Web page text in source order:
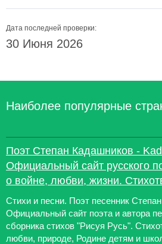
Дата последней проверки:
30 Июня 2026
Наиболее популярные
Поэт Степан Кадашников -
Официальный сайт русского
о войне, любви, жизни.
Стихи и песни. Поэт песенник
Официальный сайт поэта и автора
сборника стихов "Рисуя Русь".
любви, природе, Родине детям и